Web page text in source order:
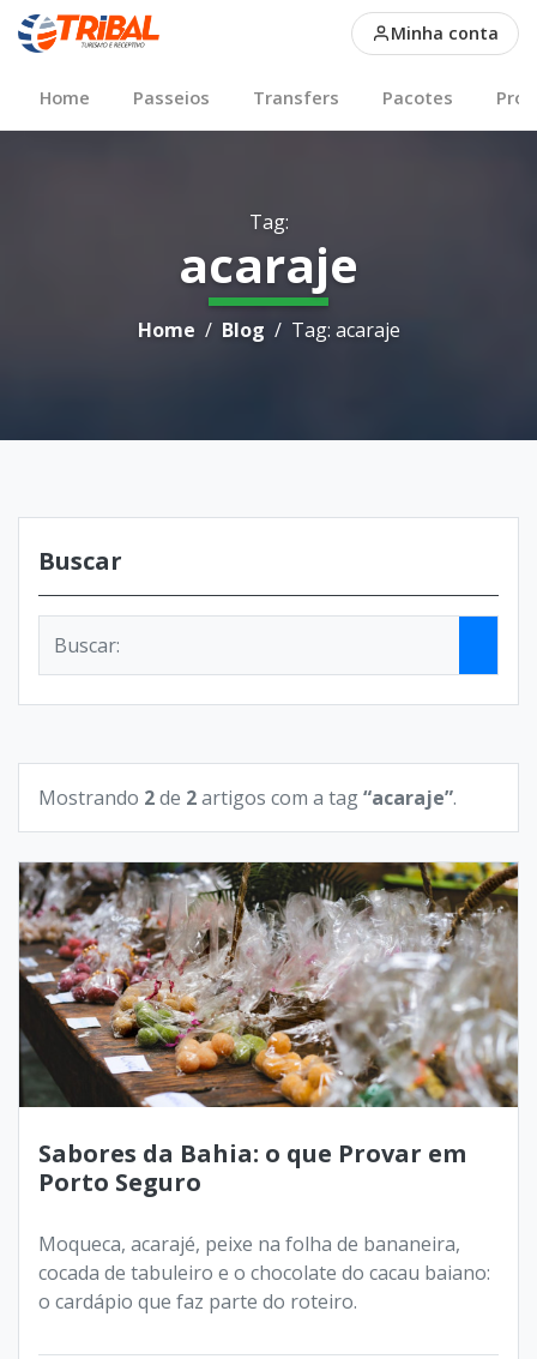
Conteudos sobre
Main Nav Minha conta
Home Passeios Transfers Pacotes
Tag:
acaraje
Breadcrumb
Home Blog Tag: acaraje
Buscar
Mostrando 2de 2artigos com a tag“acaraje”.
Sabores da Bahia: o que Provar em
Porto Seguro
Moqueca, acarajé, peixe na folha de bananeira,
cocada de tabuleiro e o chocolate do cacau baiano:
o cardápio que faz parte do roteiro.